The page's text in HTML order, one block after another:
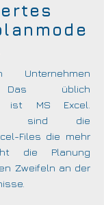
Das üblich
ist MS Excel.
sind die
Files die mehr
die Planung
Zweifeln an der